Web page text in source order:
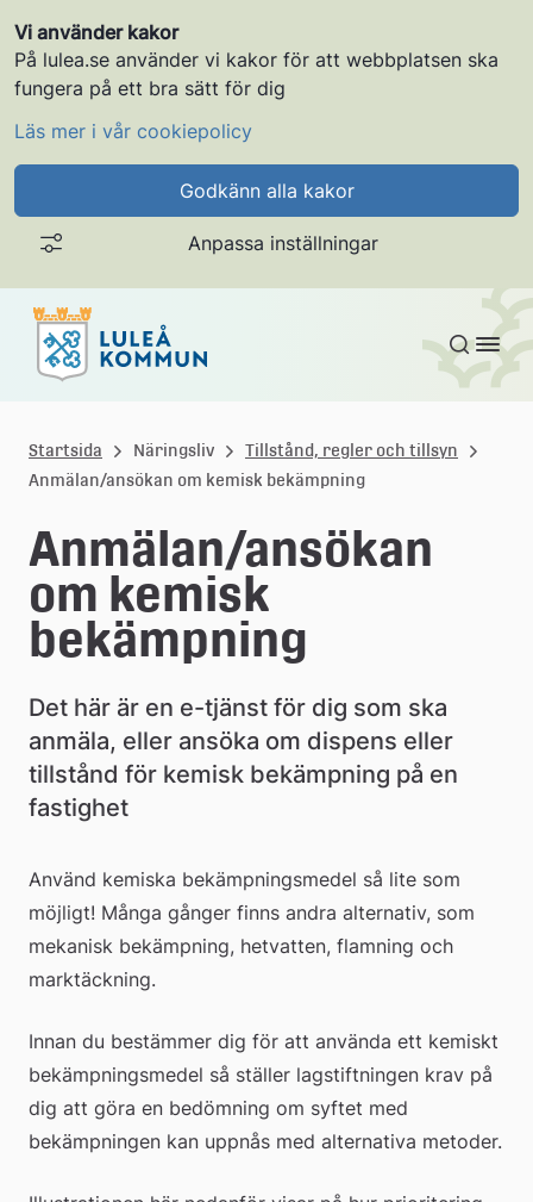
Vi använder kakor
På lulea.se använder vi kakor för att webbplatsen ska
fungera på ett bra sätt för dig
Läs mer i vår cookiepolicy
Godkänn alla kakor
Anpassa inställningar
Gå till innehållet
u
l
e
å
k
o
m
m
u
n
Startsida Näringsliv
Tillstånd, regler och tillsyn
Anmälan/ansökan om kemisk bekämpning
Anmälan/ansökan
om kemisk
bekämpning
Det här är en e-tjänst för dig som ska
anmäla, eller ansöka om dispens eller
tillstånd för kemisk bekämpning på en
fastighet
Använd kemiska bekämpningsmedel så lite som
möjligt! Många gånger finns andra alternativ, som
mekanisk bekämpning, hetvatten, flamning och
marktäckning.
Innan du bestämmer dig för att använda ett kemiskt
bekämpningsmedel så ställer lagstiftningen krav på
dig att göra en bedömning om syftet med
bekämpningen kan uppnås med alternativa metoder.